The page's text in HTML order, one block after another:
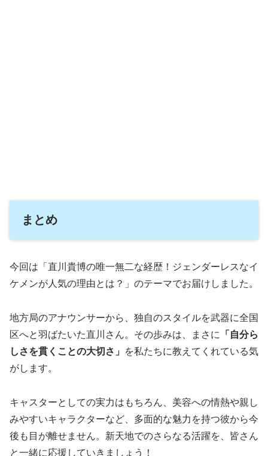
まとめ
今回は「直川貴博の唯一無二な経歴！ジェンダーレスなイ
ケメンが人気の理由とは？」のテーマでお届けしました。
地方局のアナウンサーから、独自のスタイルを武器に全国
区へと羽ばたいた直川さん。その歩みは、まさに
「自分ら
しさを貫くことの大切さ」
を私たちに教えてくれている気
がします。
キャスターとしての実力はもちろん、美容への情熱や親し
みやすいキャラクターなど、多面的な魅力を持つ彼から今
後も目が離せません。新天地でのさらなる活躍を、皆さん
と一緒に応援していきましょう！